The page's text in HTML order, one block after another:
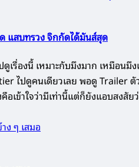
แสบทรวง จิกกัดได้มันส์สุด
รื่องนี้ เหมาะกับมึงมาก เหมือน
ไปดูคนเดียวเลย พอดู
อเข้าใจว่ามีเท่านี้แต่ก็ยังแอบสง